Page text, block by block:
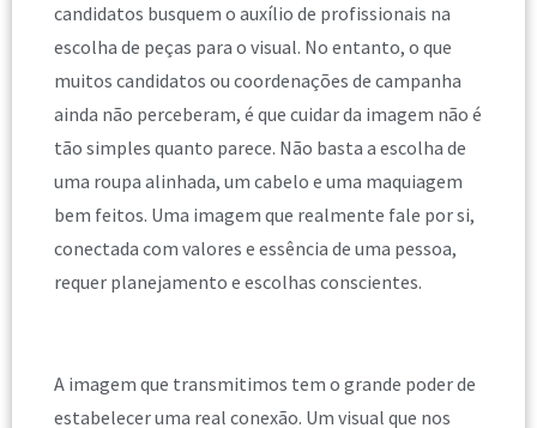
candidatos busquem o auxílio de profissionais na
escolha de peças para o visual. No entanto, o que
muitos candidatos ou coordenações de campanha
ainda não perceberam, é que cuidar da imagem não é
tão simples quanto parece. Não basta a escolha de
uma roupa alinhada, um cabelo e uma maquiagem
bem feitos. Uma imagem que realmente fale por si,
conectada com valores e essência de uma pessoa,
requer planejamento e escolhas conscientes.
A imagem que transmitimos tem o grande poder de
estabelecer uma real conexão. Um visual que nos